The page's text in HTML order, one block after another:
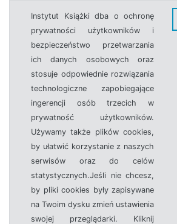
Instytut Książki dba o ochronę
prywatności użytkowników i
bezpieczeństwo przetwarzania
ich danych osobowych oraz
stosuje odpowiednie rozwiązania
technologiczne zapobiegające
ingerencji osób trzecich w
prywatność użytkowników.
Używamy także plików cookies,
by ułatwić korzystanie z naszych
serwisów oraz do celów
statystycznych.Jeśli nie chcesz,
by pliki cookies były zapisywane
na Twoim dysku zmień ustawienia
swojej przeglądarki. Kliknij